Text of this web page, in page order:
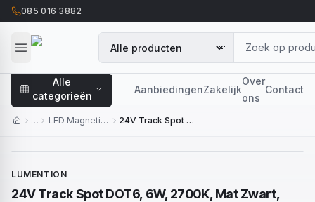
085 016 3882
Alle
categorieën
AanbiedingenZakelijk
Over
ons
Contact
… LED Magnetisch Systeem 24V Track Spot DOT6, 6W, 2700K, Mat Zwart, Dimbaar
LUMENTION
24V Track Spot DOT6, 6W, 2700K, Mat Zwart,